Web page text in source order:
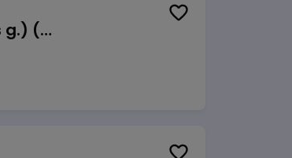
Valytojas (-a) Marijampolėje (Palangos g.) (0,25 etatu)